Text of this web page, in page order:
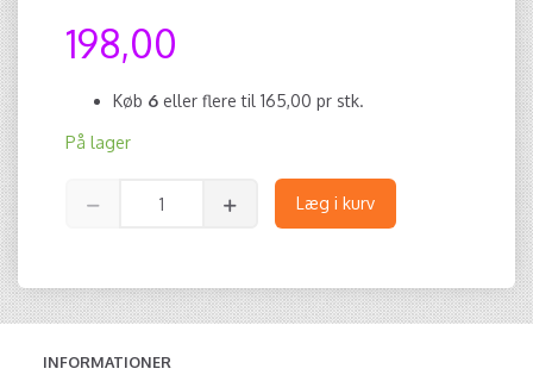
198,00
Køb 6 eller flere til 165,00 pr stk.
På lager
Læg i kurv
INFORMATIONER